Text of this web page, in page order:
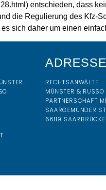
entschieden, dass
die Regulierung des Kfz-
sich daher um einen
ADRESSE
RECHTSANWÄLTE
MÜNSTER & RUSSO
PARTNERSCHAFT
SAARGEMÜNDER
66119